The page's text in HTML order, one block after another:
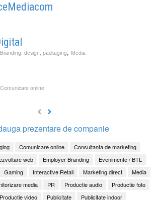
Branding, design, packaging, Media
Comunicare online
prezentare de companie
Comunicare online
Consultanta de marketing
web Employer Branding
Evenimente / BTL
Gaming Interactive Retail Marketing direct
Media
media PR Productie audio
Productie foto
Productie video Publicitate
Publicitate indoor